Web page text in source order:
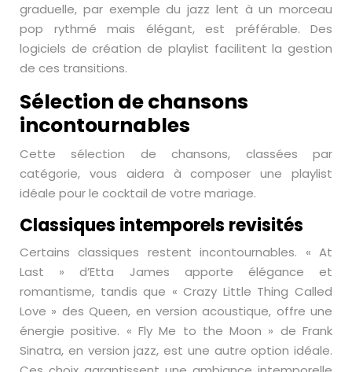
graduelle, par exemple du jazz lent à un morceau
pop rythmé mais élégant, est préférable. Des
logiciels de création de playlist facilitent la gestion
de ces transitions.
Sélection de chansons
incontournables
Cette sélection de chansons, classées par
catégorie, vous aidera à composer une playlist
idéale pour le cocktail de votre mariage.
Classiques intemporels revisités
Certains classiques restent incontournables. « At
Last » d’Etta James apporte élégance et
romantisme, tandis que « Crazy Little Thing Called
Love » des Queen, en version acoustique, offre une
énergie positive. « Fly Me to the Moon » de Frank
Sinatra, en version jazz, est une autre option idéale.